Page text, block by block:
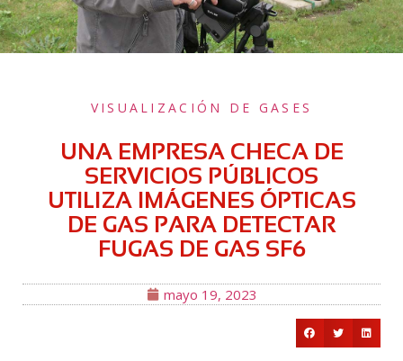
VISUALIZACIÓN DE GASES
UNA EMPRESA CHECA DE
SERVICIOS PÚBLICOS
UTILIZA IMÁGENES ÓPTICAS
DE GAS PARA DETECTAR
FUGAS DE GAS SF6
mayo 19, 2023